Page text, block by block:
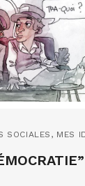
SOCIALES , MES